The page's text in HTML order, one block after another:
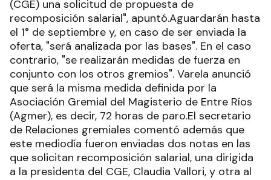
(CGE) una solicitud de propuesta de
recomposición salarial", apuntó.Aguardarán hasta
el 1° de septiembre y, en caso de ser enviada la
oferta, "será analizada por las bases". En el caso
contrario, "se realizarán medidas de fuerza en
conjunto con los otros gremios". Varela anunció
que será la misma medida definida por la
Asociación Gremial del Magisterio de Entre Ríos
(Agmer), es decir, 72 horas de paro.El secretario
de Relaciones gremiales comentó además que
este mediodía fueron enviadas dos notas en las
que solicitan recomposición salarial, una dirigida
a la presidenta del CGE, Claudia Vallori, y otra al